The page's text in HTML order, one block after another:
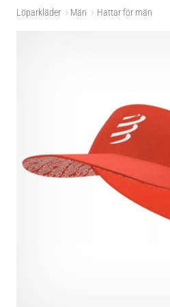
Löparkläder Män Hattar för män